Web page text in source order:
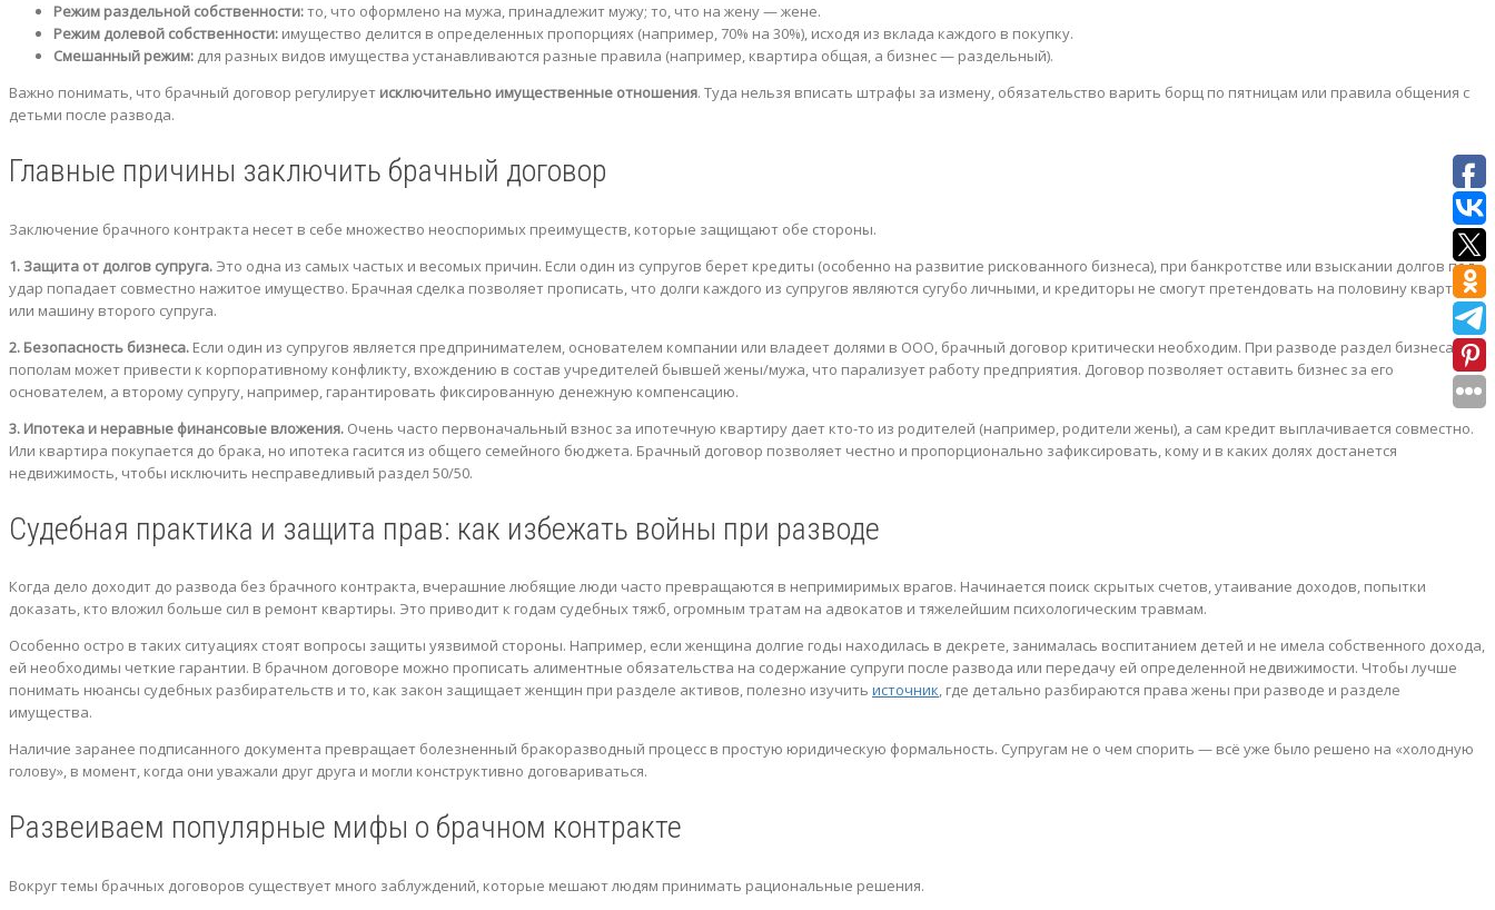
Режим раздельной собственности:то, что оформлено на мужа, принадлежит мужу; то, что на жену — жене.
Режим долевой собственности: имущество делится в определенных пропорциях (например, 70% на 30%), исходя из вклада каждого в покупку.
Смешанный режим: для разных видов имущества устанавливаются разные правила (например, квартира общая, а бизнес — раздельный).
Важно понимать, что брачный договор регулирует исключительно имущественные отношения. Туда нельзя вписать штрафы за измену, обязательство варить борщ по пятницам или правила общения с
детьми после развода.
Главные причины заключить брачный договор
Заключение брачного контракта несет в себе множество неоспоримых преимуществ, которые защищают обе стороны.
1. Защита от долгов супруга. Это одна из самых частых и весомых причин. Если один из супругов берет кредиты (особенно на развитие рискованного бизнеса), при банкротстве или взыскании долгов под
удар попадает совместно нажитое имущество. Брачная сделка позволяет прописать, что долги каждого из супругов являются сугубо личными, и кредиторы не смогут претендовать на половину квартиры
или машину второго супруга.
2. Безопасность бизнеса. Если один из супругов является предпринимателем, основателем компании или владеет долями в ООО, брачный договор критически необходим. При разводе раздел бизнеса
пополам может привести к корпоративному конфликту, вхождению в состав учредителей бывшей жены/мужа, что парализует работу предприятия. Договор позволяет оставить бизнес за его
основателем, а второму супругу, например, гарантировать фиксированную денежную компенсацию.
3. Ипотека и неравные финансовые вложения. Очень часто первоначальный взнос за ипотечную квартиру дает кто-то из родителей (например, родители жены), а сам кредит выплачивается совместно.
Или квартира покупается до брака, но ипотека гасится из общего семейного бюджета. Брачный договор позволяет честно и пропорционально зафиксировать, кому и в каких долях достанется
недвижимость, чтобы исключить несправедливый раздел 50/50.
Судебная практика и защита прав: как избежать войны при разводе
Когда дело доходит до развода без брачного контракта, вчерашние любящие люди часто превращаются в непримиримых врагов. Начинается поиск скрытых счетов, утаивание доходов, попытки
доказать, кто вложил больше сил в ремонт квартиры. Это приводит к годам судебных тяжб, огромным тратам на адвокатов и тяжелейшим психологическим травмам.
Особенно остро в таких ситуациях стоят вопросы защиты уязвимой стороны. Например, если женщина долгие годы находилась в декрете, занималась воспитанием детей и не имела собственного дохода,
ей необходимы четкие гарантии. В брачном договоре можно прописать алиментные обязательства на содержание супруги после развода или передачу ей определенной недвижимости. Чтобы лучше
понимать нюансы судебных разбирательств и то, как закон защищает женщин при разделе активов, полезно изучить источник, где детально разбираются права жены при разводе и разделе
имущества.
Наличие заранее подписанного документа превращает болезненный бракоразводный процесс в простую юридическую формальность. Супругам не о чем спорить — всё уже было решено на «холодную
голову», в момент, когда они уважали друг друга и могли конструктивно договариваться.
Развеиваем популярные мифы о брачном контракте
Вокруг темы брачных договоров существует много заблуждений, которые мешают людям принимать рациональные решения.